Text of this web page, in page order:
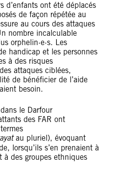
d’enfants ont été déplacés
de façon répétée au
au cours des attaques
nombre incalculable
orphelin·e·s. Les
handicap et les personnes
à des risques
attaques ciblées,
de bénéficier de l’aide
besoin.
le Darfour
des FAR ont
au pluriel), évoquant
lorsqu’ils s’en prenaient à
à des groupes ethniques